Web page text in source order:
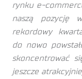
rynku e-
naszą pozycję
rekordowy
do nowo
skoncentrować
jeszcze